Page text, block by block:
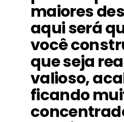
maiores
aqui será
você
que seja
valioso,
ficando